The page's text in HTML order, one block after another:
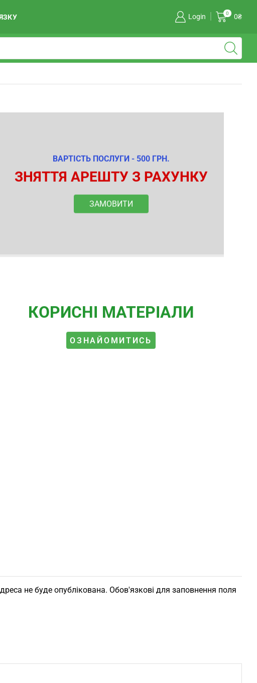
Login 0 0₴
ВАРТІСТЬ ПОСЛУГИ - 500 ГРН.
ЗНЯТТЯ АРЕШТУ З РАХУНКУ
ЗАМОВИТИ
КОРИСНІ МАТЕРІАЛИ
ОЗНАЙОМИТИСЬ
не буде опублікована. Обов'язкові для заповнення поля